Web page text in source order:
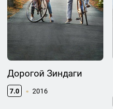
Дорогой Зиндаги
7.0 2016